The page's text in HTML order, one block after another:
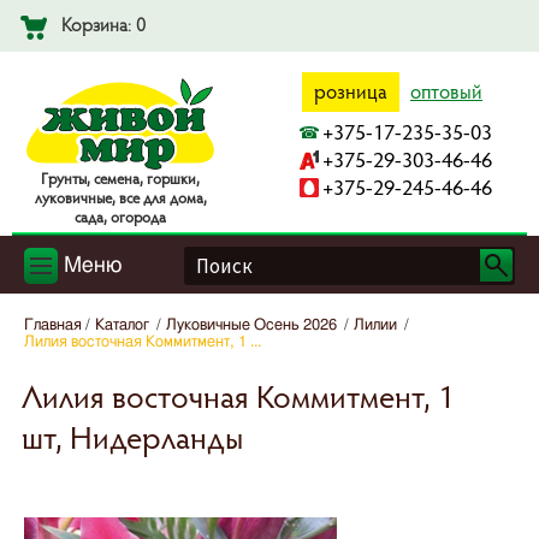
Корзина: 0
Гpyнты, ceмeнa, гopшки,
лyкoвичныe, вce для дoмa,
caдa, oгopoдa
розница оптовый
+375-17-235-35-03
+375-29-303-46-46
+375-29-245-46-46
Меню
Главная Каталог Луковичные Осень 2026
Лилии
Лилия восточная Коммитмент, 1 ...
Лилия восточная Коммитмент, 1
шт, Нидерланды